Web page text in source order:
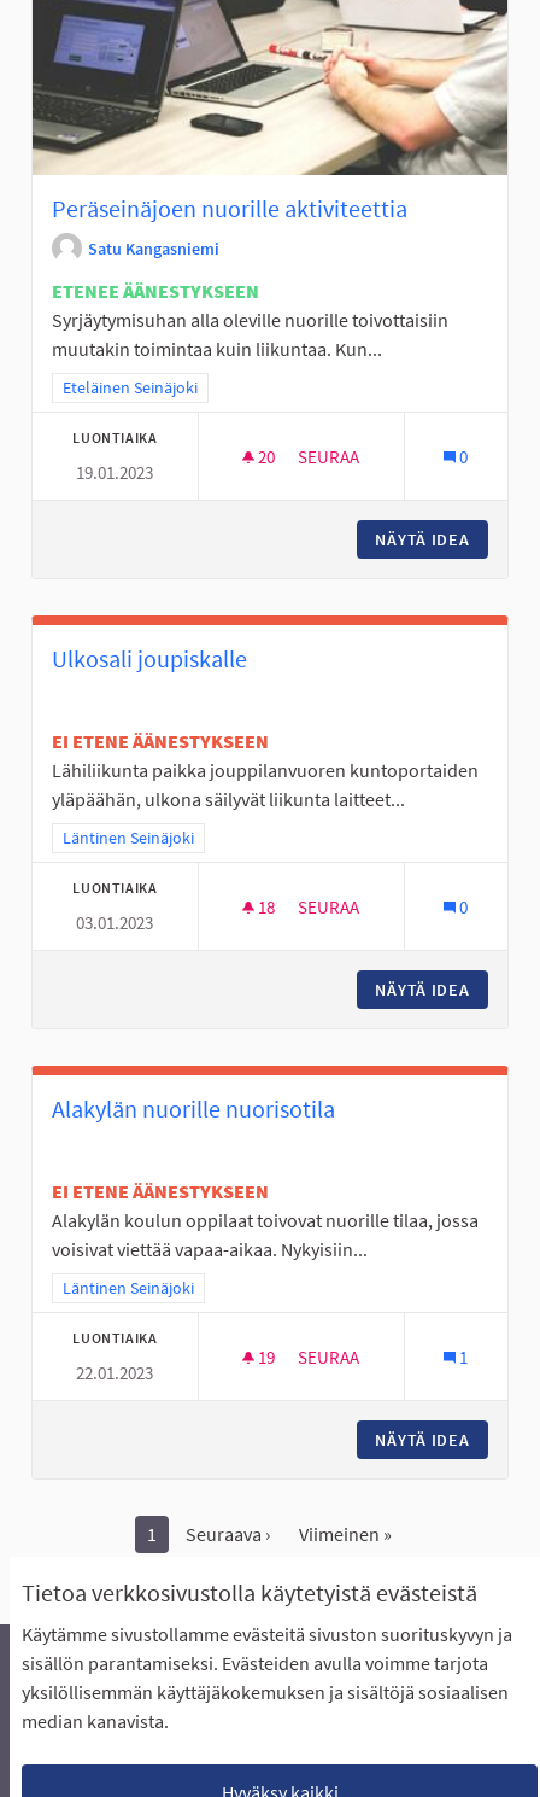
Tietoa verkkosivustolla käytetyistä evästeistä
Käytämme sivustollamme evästeitä sivuston suorituskyvyn ja
sisällön parantamiseksi. Evästeiden avulla voimme tarjota
yksilöllisemmän käyttäjäkokemuksen ja sisältöjä sosiaalisen
median kanavista.
Peräseinäjoen nuorille aktiviteettia
Satu Kangasniemi
ETENEE ÄÄNESTYKSEEN
Syrjäytymisuhan alla oleville nuorille toivottaisiin
muutakin toimintaa kuin liikuntaa. Kun...
Rajaa tulokset teeman mukaan: Eteläinen Seinäjoki
Eteläinen Seinäjoki
LUONTIAIKA
19.01.2023
20 20 SEURAAJAA
SEURAA 0
NÄYTÄ IDEA
Ulkosali joupiskalle
EI ETENE ÄÄNESTYKSEEN
Lähiliikunta paikka jouppilanvuoren kuntoportaiden
yläpäähän, ulkona säilyvät liikunta laitteet...
Rajaa tulokset teeman mukaan: Läntinen Seinäjoki
Läntinen Seinäjoki
LUONTIAIKA
03.01.2023
18 18 SEURAAJAA
SEURAA 0
NÄYTÄ IDEA
Alakylän nuorille nuorisotila
EI ETENE ÄÄNESTYKSEEN
Alakylän koulun oppilaat toivovat nuorille tilaa, jossa
voisivat viettää vapaa-aikaa. Nykyisiin...
Rajaa tulokset teeman mukaan: Läntinen Seinäjoki
Läntinen Seinäjoki
LUONTIAIKA
22.01.2023
19 19 SEURAAJAA
SEURAA 1
NÄYTÄ IDEA
1 Seuraava › Viimeinen »
Näytä kaikki peruutetut ideat
Äänestyksen pikaohjeet
Usein kysytyt kysymykset
Näin äänestät Asukasbudjetissa
Lataa avoimet datatiedostot